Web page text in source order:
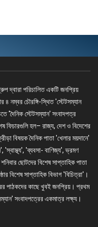
দ্বারা পরিচালিত একটি জনপ্রিয়
৪ নম্বর চৌরঙ্গি-স্থিত 'স্টেটসম্যান
'দৈনিক স্টেটসম্যান' সংবাদপত্র
ফিচারগুলি হল– রাজ্য, দেশ ও বিদেশের
বিষয়ক দৈনিক পাতা 'খেলার ময়দানে'
'স্বাস্থ্য', 'ব্যবসা- বাণিজ্য', ভ্রমণ
ছোটদের বিশেষ সাপ্তাহিক পাতা
বিশেষ সাপ্তাহিক বিভাগ 'বিচিত্রা'।
পাঠকদের কাছে খুবই জনপ্রিয়। প্রথম
সংবাদপত্রের একমাত্র লক্ষ্য।